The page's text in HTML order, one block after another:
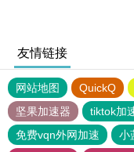
友情链接
网站地图 QuickQ
坚果加速器
tiktok加
免费vqn外网加速
小